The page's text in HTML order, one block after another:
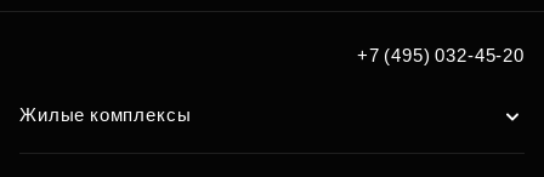
+7 (495) 032-45-20
Жилые комплексы